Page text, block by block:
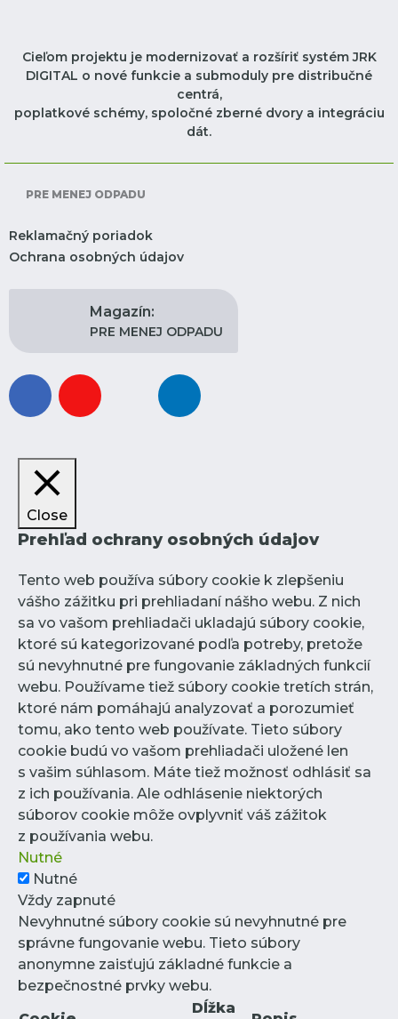
Cieľom projektu je modernizovať a rozšíriť systém JRK
DIGITAL o nové funkcie a submoduly pre distribučné
centrá,
poplatkové schémy, spoločné zberné dvory a integráciu
dát.
PRE MENEJ ODPADU
Reklamačný poriadok
Ochrana osobných údajov
Magazín:
PRE MENEJ ODPADU
facebookyoutube instagramlinkedin
Close
Prehľad ochrany osobných údajov
Tento web používa súbory cookie k zlepšeniu
vášho zážitku pri prehliadaní nášho webu. Z nich
sa vo vašom prehliadači ukladajú súbory cookie,
ktoré sú kategorizované podľa potreby, pretože
sú nevyhnutné pre fungovanie základných funkcií
webu. Používame tiež súbory cookie tretích strán,
ktoré nám pomáhajú analyzovať a porozumieť
tomu, ako tento web používate. Tieto súbory
cookie budú vo vašom prehliadači uložené len
s vašim súhlasom. Máte tiež možnosť odhlásiť sa
z ich používania. Ale odhlásenie niektorých
súborov cookie môže ovplyvniť váš zážitok
z používania webu.
Nutné
Nutné
Vždy zapnuté
Nevyhnutné súbory cookie sú nevyhnutné pre
správne fungovanie webu. Tieto súbory
anonymne zaisťujú základné funkcie a
bezpečnostné prvky webu.
Dĺžka